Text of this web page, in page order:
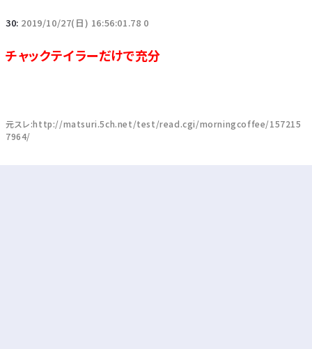
30: 2019/10/27(日) 16:56:01.78 0
チャックテイラーだけで充分
元スレ:http://matsuri.5ch.net/test/read.cgi/morningcoffee/157215
7964/